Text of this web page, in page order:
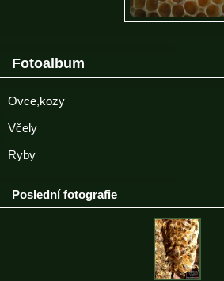
Fotoalbum
Ovce,kozy
Včely
Ryby
Poslední fotografie